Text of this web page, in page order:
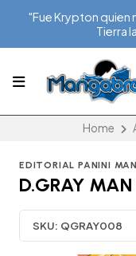
"Fue Krypton quien
Tierra
Home
EDITORIAL PANINI
D.GRAY
SKU: QGRAY008